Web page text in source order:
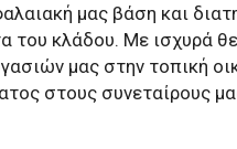
μας βάση και
του κλάδου. Με ισχυρά
μας στην τοπική
στους συνεταίρους